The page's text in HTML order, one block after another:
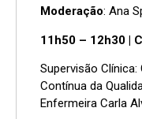
Moderação: Ana
11h50 – 12h30 |
Supervisão
Contínua da
Enfermeira Carla